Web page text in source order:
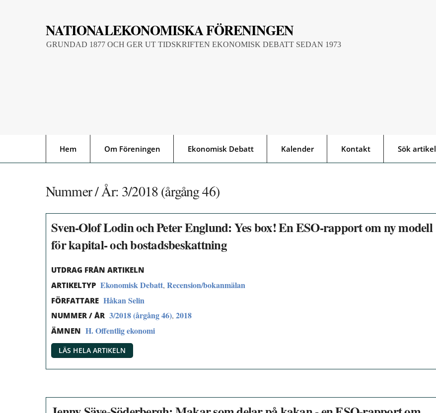
NATIONALEKONOMISKA FÖRENINGEN
GRUNDAD 1877 OCH GER UT TIDSKRIFTEN EKONOMISK DEBATT SEDAN 1973
Hem Om Föreningen Ekonomisk Debatt Kalender Kontakt Sök artikel
Nummer / År: 3/2018 (årgång 46)
Sven-Olof Lodin och Peter Englund: Yes box! En ESO-rapport om ny modell
för kapital- och bostadsbeskattning
UTDRAG FRÅN ARTIKELN
ARTIKELTYP Ekonomisk Debatt, Recension/bokanmälan
FÖRFATTARE Håkan Selin
NUMMER / ÅR 3/2018 (årgång 46), 2018
ÄMNEN H. Offentlig ekonomi
LÄS HELA ARTIKELN